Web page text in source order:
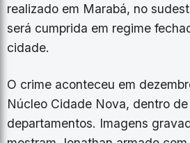
realizado em Marabá, no
será cumprida em regime
cidade.
O crime aconteceu em
Núcleo Cidade Nova, dentro
departamentos. Imagens